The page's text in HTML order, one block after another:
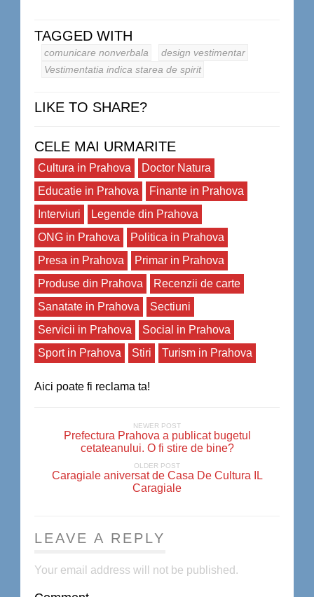
TAGGED WITH
comunicare nonverbala
design vestimentar
Vestimentatia indica starea de spirit
LIKE TO SHARE?
CELE MAI URMARITE
Cultura in Prahova
Doctor Natura
Educatie in Prahova
Finante in Prahova
Interviuri
Legende din Prahova
ONG in Prahova
Politica in Prahova
Presa in Prahova
Primar in Prahova
Produse din Prahova
Recenzii de carte
Sanatate in Prahova
Sectiuni
Servicii in Prahova
Social in Prahova
Sport in Prahova
Stiri Turism in Prahova
Aici poate fi reclama ta!
NEWER POST
Prefectura Prahova a publicat bugetul
cetateanului. O fi stire de bine?
OLDER POST
Caragiale aniversat de Casa De Cultura IL
Caragiale
LEAVE A REPLY
Your email address will not be published.